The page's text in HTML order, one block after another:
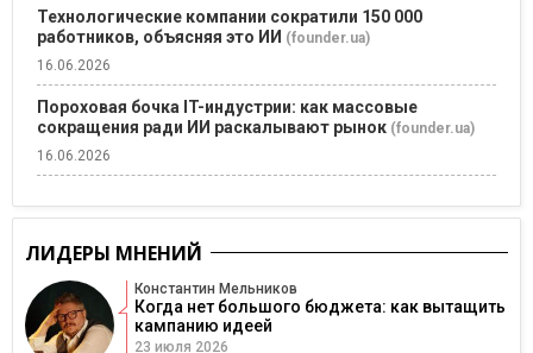
Технологические компании сократили 150 000
работников, объясняя это ИИ (founder.ua)
16.06.2026
Пороховая бочка IT-индустрии: как массовые
сокращения ради ИИ раскалывают рынок (founder.ua)
16.06.2026
ЛИДЕРЫ МНЕНИЙ
Константин Мельников
Когда нет большого бюджета: как вытащить
кампанию идеей
23 июля 2026